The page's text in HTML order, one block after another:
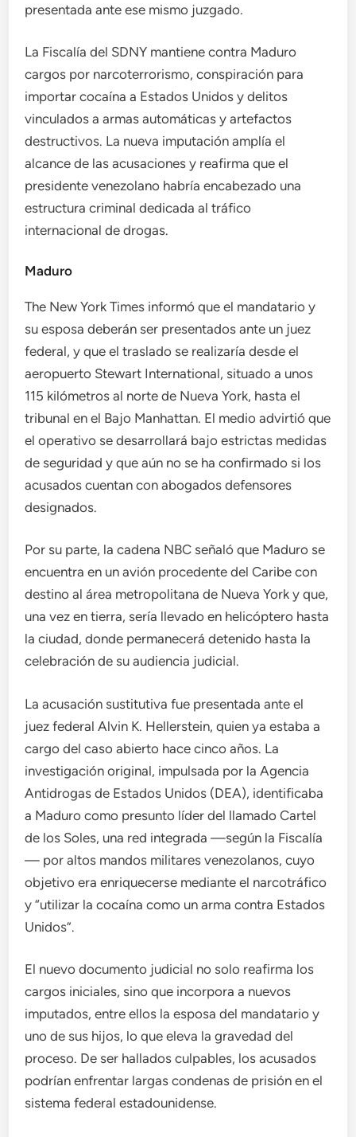
presentada ante ese mismo juzgado.
La Fiscalía del SDNY mantiene contra Maduro
cargos por narcoterrorismo, conspiración para
importar cocaína a Estados Unidos y delitos
vinculados a armas automáticas y artefactos
destructivos. La nueva imputación amplía el
alcance de las acusaciones y reafirma que el
presidente venezolano habría encabezado una
estructura criminal dedicada al tráfico
internacional de drogas.
Maduro
The New York Times informó que el mandatario y
su esposa deberán ser presentados ante un juez
federal, y que el traslado se realizaría desde el
aeropuerto Stewart International, situado a unos
115 kilómetros al norte de Nueva York, hasta el
tribunal en el Bajo Manhattan. El medio advirtió que
el operativo se desarrollará bajo estrictas medidas
de seguridad y que aún no se ha confirmado si los
acusados cuentan con abogados defensores
designados.
Por su parte, la cadena NBC señaló que Maduro se
encuentra en un avión procedente del Caribe con
destino al área metropolitana de Nueva York y que,
una vez en tierra, sería llevado en helicóptero hasta
la ciudad, donde permanecerá detenido hasta la
celebración de su audiencia judicial.
La acusación sustitutiva fue presentada ante el
juez federal Alvin K. Hellerstein, quien ya estaba a
cargo del caso abierto hace cinco años. La
investigación original, impulsada por la Agencia
Antidrogas de Estados Unidos (DEA), identificaba
a Maduro como presunto líder del llamado Cartel
de los Soles, una red integrada —según la Fiscalía
— por altos mandos militares venezolanos, cuyo
objetivo era enriquecerse mediante el narcotráfico
y “utilizar la cocaína como un arma contra Estados
Unidos”.
El nuevo documento judicial no solo reafirma los
cargos iniciales, sino que incorpora a nuevos
imputados, entre ellos la esposa del mandatario y
uno de sus hijos, lo que eleva la gravedad del
proceso. De ser hallados culpables, los acusados
podrían enfrentar largas condenas de prisión en el
sistema federal estadounidense.